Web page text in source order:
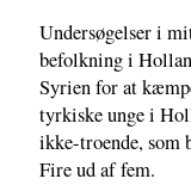
Undersøgelser i
befolkning i
Syrien for at
tyrkiske unge i
ikke-troende, som
Fire ud af fem.